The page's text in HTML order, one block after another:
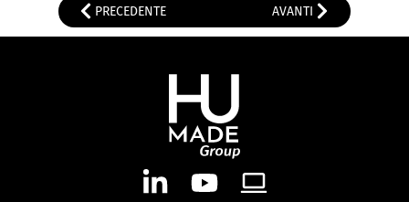
PRECEDENTE AVANTI